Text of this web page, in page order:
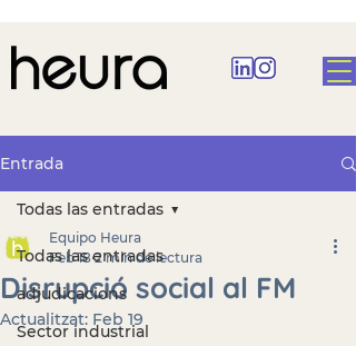
Entrada
Todas las entradas
adjudicacions
Sector industrial
Todas las entradas
Disrupció social al FM
Equipo Heura
Feb 18 2 min de lectura
Actualitzat: Feb 19